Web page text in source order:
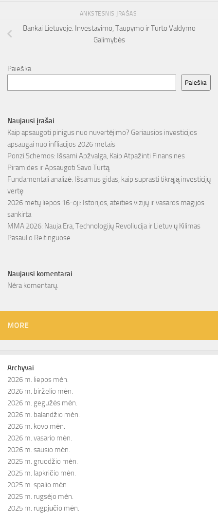
ANKSTESNIS ĮRAŠAS
Bankai Lietuvoje: Investavimo, Taupymo ir Turto Valdymo
Galimybės
Paieška
Paieška
Naujausi įrašai
Kaip apsaugoti pinigus nuo nuvertėjimo? Geriausios investicijos
apsaugai nuo infliacijos 2026 metais
Ponzi Schemos: Išsami Apžvalga, Kaip Atpažinti Finansines
Piramides ir Apsaugoti Savo Turtą
Fundamentali analizė: Išsamus gidas, kaip suprasti tikrąją investicijų
vertę
2026 metų liepos 16-oji: Istorijos, ateities vizijų ir vasaros magijos
sankirta
MMA 2026: Nauja Era, Technologijų Revoliucija ir Lietuvių Kilimas
Pasaulio Reitinguose
Naujausi komentarai
Nėra komentarų.
MORE
Archyvai
2026 m. liepos mėn.
2026 m. birželio mėn.
2026 m. gegužės mėn.
2026 m. balandžio mėn.
2026 m. kovo mėn.
2026 m. vasario mėn.
2026 m. sausio mėn.
2025 m. gruodžio mėn.
2025 m. lapkričio mėn.
2025 m. spalio mėn.
2025 m. rugsėjo mėn.
2025 m. rugpjūčio mėn.